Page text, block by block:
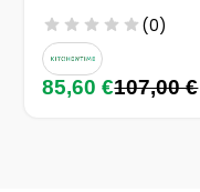
(0)
85,60 €107,00 €